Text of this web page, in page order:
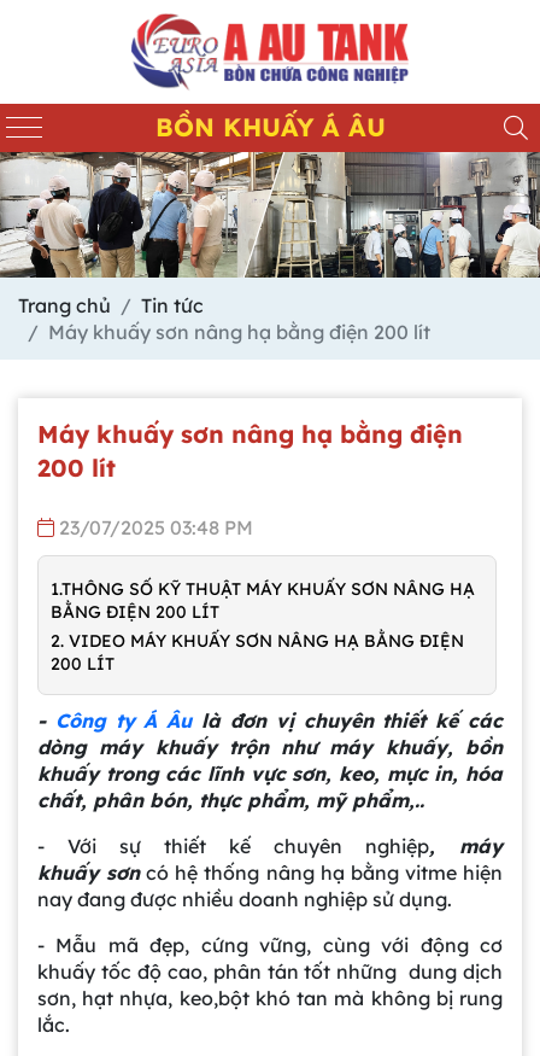
BỒN KHUẤY Á ÂU
Trang chủ
Tin tức
Máy khuấy sơn nâng hạ bằng điện 200 lít
Máy khuấy sơn nâng hạ bằng điện
200 lít
23/07/2025 03:48 PM
1.THÔNG SỐ KỸ THUẬT MÁY KHUẤY SƠN NÂNG HẠ
BẰNG ĐIỆN 200 LÍT
2. VIDEO MÁY KHUẤY SƠN NÂNG HẠ BẰNG ĐIỆN
200 LÍT
- Công ty Á Âulà đơn vị chuyên thiết kế các
dòng máy khuấy trộn như máy khuấy, bồn
khuấy trong các lĩnh vực sơn, keo, mực in, hóa
chất, phân bón, thực phẩm, mỹ phẩm,..
- Với sự thiết kế chuyên nghiệp, máy
khuấy sơncó hệ thống nâng hạ bằng vitme hiện
nay đang được nhiều doanh nghiệp sử dụng.
- Mẫu mã đẹp, cứng vững, cùng với động cơ
khuấy tốc độ cao, phân tán tốt những dung dịch
sơn, hạt nhựa, keo,bột khó tan mà không bị rung
lắc.